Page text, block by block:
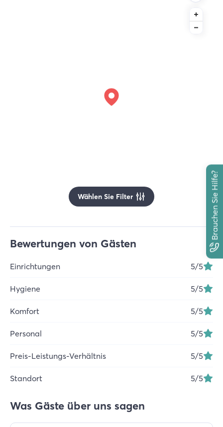
Brauchen Sie Hilfe?
Wählen Sie Filter
Bewertungen von Gästen
Einrichtungen 5/5
Hygiene 5/5
Komfort 5/5
Personal 5/5
Preis-Leistungs-Verhältnis 5/5
Standort 5/5
Was Gäste über uns sagen